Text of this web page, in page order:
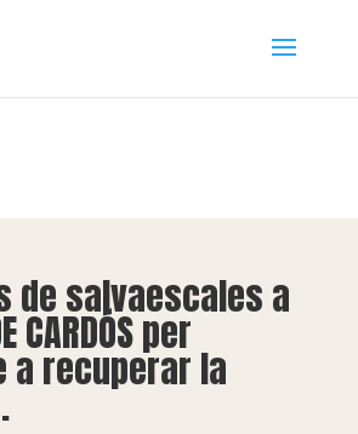
de salvaescales a
CARDÓS per
a recuperar la